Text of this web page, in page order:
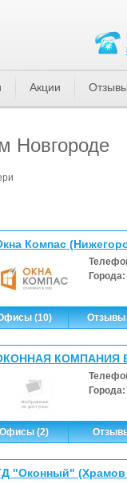
Новгороде
Компас
Города:
(10) Отзывы
КОМПАНИЯ
Города:
Офисы (2)
"Оконный"
Акции Отзывы